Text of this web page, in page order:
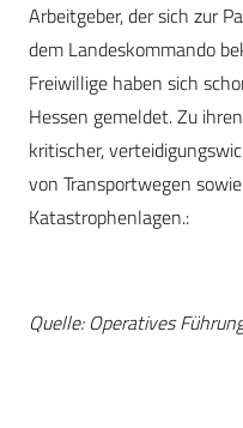
Arbeitgeber, der sich zur
dem Landeskommando
Freiwillige haben sich
Hessen gemeldet. Zu
kritischer,
von Transportwegen
Katastrophenlagen.:
Quelle: Operatives